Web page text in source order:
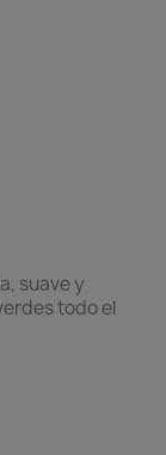
suave y
todo el